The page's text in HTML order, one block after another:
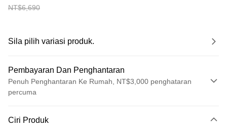
NT$6,690
Sila pilih variasi produk.
Pembayaran Dan Penghantaran
Penuh Penghantaran Ke Rumah, NT$3,000 penghataran
percuma
Kad Kredit (Bayaran Penuh)
Ciri Produk